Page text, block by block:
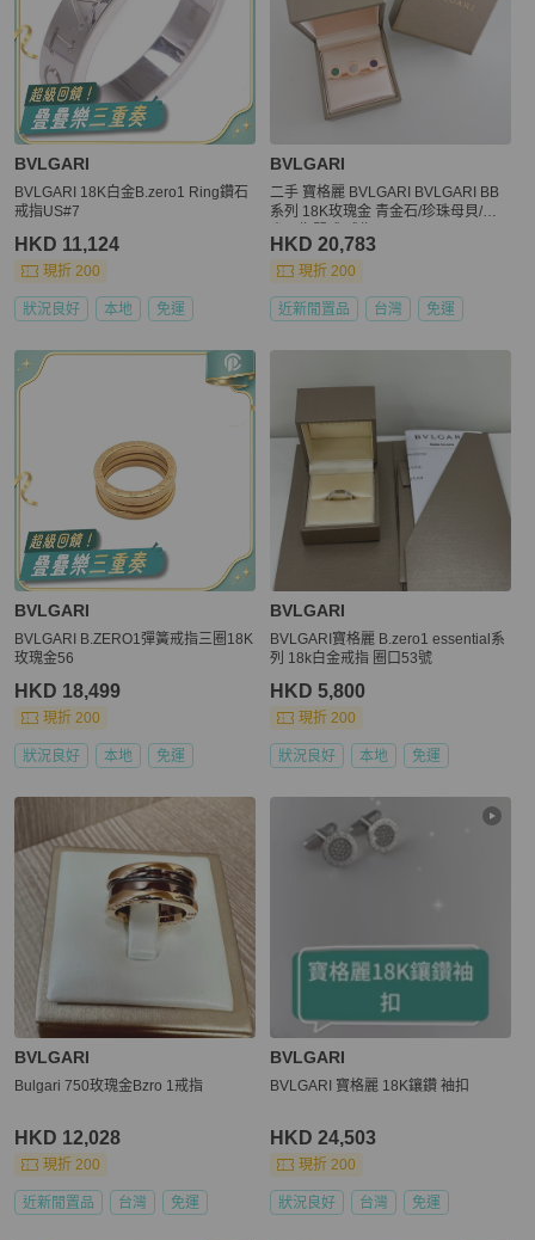
BVLGARI
BVLGARI 18K白金B.zero1 Ring鑽石
戒指US#7
HKD 11,124
現折 200
狀況良好 本地 免運
BVLGARI
二手 寶格麗 BVLGARI BVLGARI BB
系列 18K玫瑰金 青金石/珍珠母貝/孔
HKD 20,783
現折 200
近新閒置品 台灣 免運
BVLGARI
BVLGARI B.ZERO1彈簧戒指三圈18K
玫瑰金56
HKD 18,499
現折 200
狀況良好 本地 免運
BVLGARI
BVLGARI寶格麗 B.zero1 essential系
列 18k白金戒指 圈口53號
HKD 5,800
現折 200
狀況良好 本地 免運
BVLGARI
Bulgari 750玫瑰金Bzro 1戒指
HKD 12,028
現折 200
近新閒置品 台灣 免運
BVLGARI
BVLGARI 寶格麗 18K鑲鑽 袖扣
HKD 24,503
現折 200
狀況良好 台灣 免運